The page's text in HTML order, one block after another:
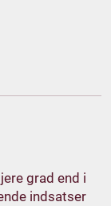
grad end i
indsatser